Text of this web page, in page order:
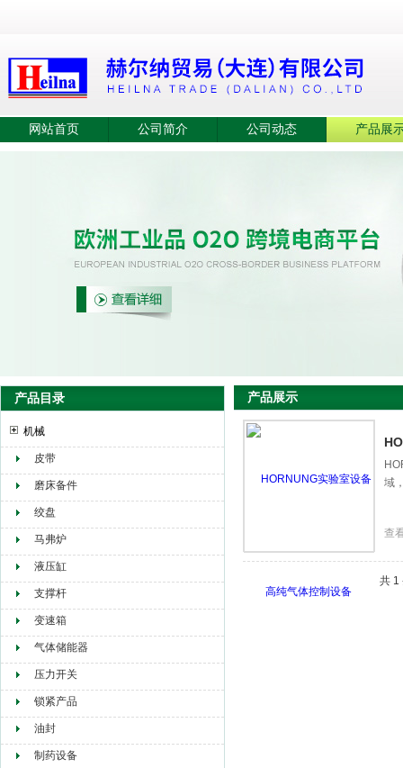
赫尔纳贸易（大连）有限公司
网站首页 公司简介 公司动态 产品展
产品目录
机械
皮带
磨床备件
绞盘
马弗炉
液压缸
支撑杆
变速箱
气体储能器
压力开关
锁紧产品
油封
制药设备
产品展示
域
查
共 1